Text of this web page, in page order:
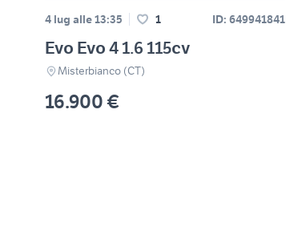
4 lug alle 13:35 1 ID: 649941841
Evo Evo 4 1.6 115cv
Misterbianco (CT)
16.900 €